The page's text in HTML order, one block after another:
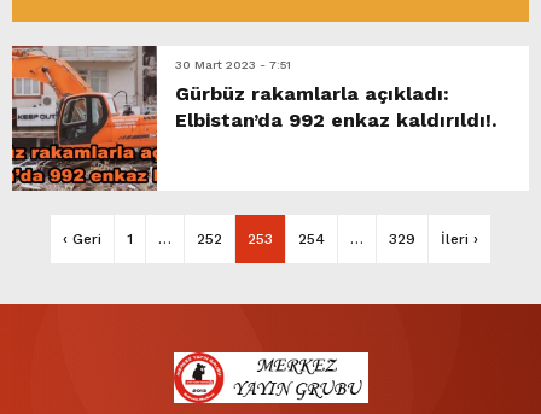
30 Mart 2023 - 7:51
Gürbüz rakamlarla açıkladı:
Elbistan’da 992 enkaz kaldırıldı!.
‹ Geri 1 … 252 253 254 … 329 İleri ›